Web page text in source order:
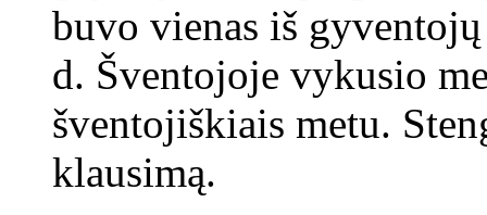
buvo vienas iš
d. Šventojoje vykusio
šventojiškiais metu.
klausimą.